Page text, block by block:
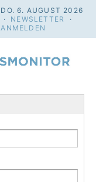
DO. 6. AUGUST 2026
· NEWSLETTER
·
ANMELDEN